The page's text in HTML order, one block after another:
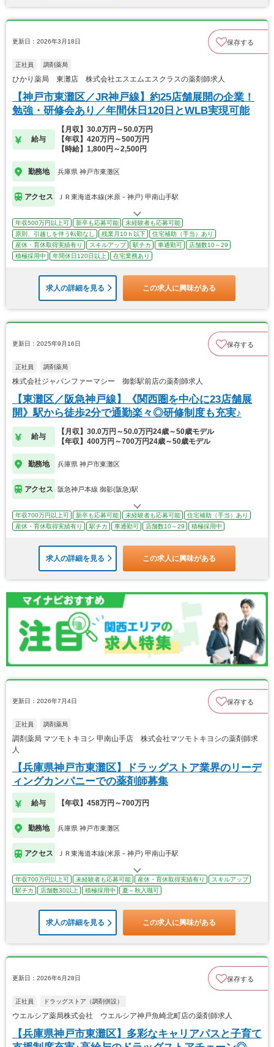
更新日：2026年3月18日 保存する
正社員 調剤薬局
ひかり薬局 東灘店 株式会社エスエムエスクラスの薬剤師求人
【神戸市東灘区／JR神戸線】約25店舗展開の企業！
勉強・研修会あり／年間休日120日とWLB実現可能
給与
【月収】30.0万円～50.0万円
【年収】420万円～500万円
【時給】1,800円～2,500円
勤務地 兵庫県 神戸市東灘区
アクセス ＪＲ東海道本線(米原－神戸) 甲南山手駅
年収500万円以上可 新卒も応募可能
未経験者も応募可能
原則、引越しを伴う転勤なし
残業月10ｈ以下
住宅補助（手当）あり
産休・育休取得実績有り
スキルアップ 駅チカ 車通勤可
店舗数10～29
積極採用中
年間休日120日以上 在宅業務あり
求人の詳細を見る この求人に興味がある
更新日：2025年9月16日 保存する
正社員 調剤薬局
株式会社ジャパンファーマシー 御影駅前店の薬剤師求人
【東灘区／阪急神戸線】《関西圏を中心に23店舗展
開》駅から徒歩2分で通勤楽々◎研修制度も充実♪
給与
【月収】30.0万円～50.0万円24歳～50歳モデル
【年収】400万円～700万円24歳～50歳モデル
勤務地 兵庫県 神戸市東灘区
アクセス 阪急神戸本線 御影(阪急)駅
年収700万円以上可 新卒も応募可能 未経験者も応募可能
住宅補助（手当）あり
産休・育休取得実績有り
駅チカ 車通勤可 店舗数10～29 積極採用中
求人の詳細を見る この求人に興味がある
更新日：2026年7月4日 保存する
正社員 調剤薬局
調剤薬局 マツモトキヨシ 甲南山手店 株式会社マツモトキヨシの薬剤師求
人
【兵庫県神戸市東灘区】ドラッグストア業界のリーデ
ィングカンパニーでの薬剤師募集
給与 【年収】458万円～700万円
勤務地 兵庫県 神戸市東灘区
アクセス ＪＲ東海道本線(米原－神戸) 甲南山手駅
年収700万円以上可 未経験者も応募可能 産休・育休取得実績有り
スキルアップ
駅チカ
店舗数30以上 積極採用中 夏～秋入職可
求人の詳細を見る この求人に興味がある
更新日：2026年6月28日 保存する
正社員 ドラッグストア（調剤併設）
ウエルシア薬局株式会社 ウエルシア神戸魚崎北町店の薬剤師求人
【兵庫県神戸市東灘区】多彩なキャリアパスと子育て